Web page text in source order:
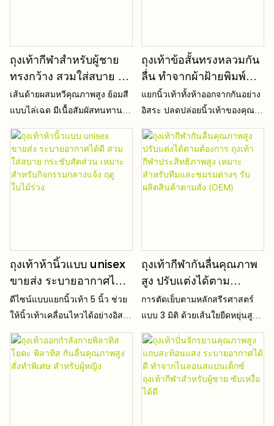
ถุงเท้ากีฬาสำหรับผู้ชาย
ทรงกว้าง สวมใส่สบาย ไม่
ลื่น ระบายเหงื่อ น้ำหนัก
เบา ระบายอากาศได้ดี
สไตล์วินเทจ
เส้นด้ายผสมหวีคุณภาพสูง ย้อมสี
แบบไล่เฉด มีเนื้อสัมผัสทนทานต่อ
การใช้งาน ป้องกันการเกิดขุย
และสีไม่ตก
ถุงเท้าข้อสั้นทรงหลวมกัน
ลื่น ทำจากผ้าฝ้ายพิมพ์
ลายโลโก้ ถุงเท้าโยคะ พิ
ลาทิส ผ้าฝ้ายรัดรูปสำหรับ
ผู้หญิง กันลื่น
แยกนิ้วเท้าทั้งห้าออกจากกันอย่าง
อิสระ ปลดปล่อยนิ้วเท้าของคุณ
จากการถูกจำกัด ช่วยให้ยึดเกาะ
พื้นได้ดีขึ้นขณะฝึกซ้อม แก้ไข
ท่าทางการลงน้ำหนักที่นิ้วเท้า
และยืดเหยียดได้อย่างอิสระโดย
ไม่เกร็ง
ถุงเท้าห้านิ้วแบบ unisex
ขายส่ง ระบายอากาศได้ดี
สวมใส่สบาย กระชับ
สัดส่วน เหมาะสำหรับ
กิจกรรมกลางแจ้ง ฤดู
ใบไม้ร่วง
ดีไซน์แบบแยกนิ้วเท้า 5 นิ้ว ช่วย
ให้นิ้วเท้าเคลื่อนไหวได้อย่างอิสระ
ป้องกันการบีบรัดและเหงื่อออก
สะสม
ถุงเท้ากีฬากันลื่นคุณภาพ
สูง ปรับแต่งได้ตาม
ต้องการ ถุงเท้ากีฬา
ประสิทธิภาพสูง เหมาะ
สำหรับทีมและชมรมต่างๆ
รับผลิตสินค้าตามสั่ง
(OEM)
การตัดเย็บตามหลักสรีรศาสตร์
แบบ 3 มิติ ด้วยเส้นใยยืดหยุ่นสูง
แบบแบ่งส่วน ช่วยให้กระชับพอดี
กับส่วนโค้งของฝ่าเท้า หลังเท้า
และส้นเท้า กระชับพอดี ป้องกัน
การลื่นไถลขณะเคลื่อนไหวในทุก
ท่ากีฬา ไม่บีบปลายเท้าหรือน่อง